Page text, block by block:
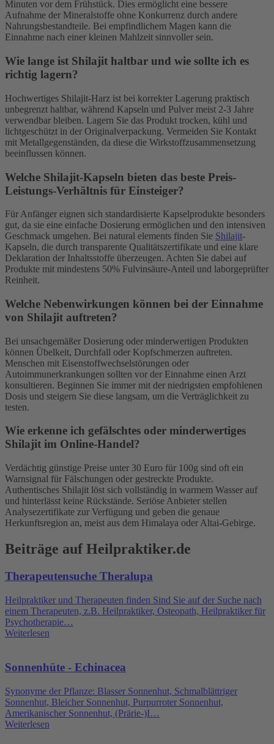
Minuten vor dem Frühstück. Dies ermöglicht eine bessere
Aufnahme der Mineralstoffe ohne Konkurrenz durch andere
Nahrungsbestandteile. Bei empfindlichem Magen kann die
Einnahme nach einer kleinen Mahlzeit sinnvoller sein.
Wie lange ist Shilajit haltbar und wie sollte ich es
richtig lagern?
Hochwertiges Shilajit-Harz ist bei korrekter Lagerung praktisch
unbegrenzt haltbar, während Kapseln und Pulver meist 2-3 Jahre
verwendbar bleiben. Lagern Sie das Produkt trocken, kühl und
lichtgeschützt in der Originalverpackung. Vermeiden Sie Kontakt
mit Metallgegenständen, da diese die Wirkstoffzusammensetzung
beeinflussen können.
Welche Shilajit-Kapseln bieten das beste Preis-
Leistungs-Verhältnis für Einsteiger?
Für Anfänger eignen sich standardisierte Kapselprodukte besonders
gut, da sie eine einfache Dosierung ermöglichen und den intensiven
Geschmack umgehen. Bei natural elements finden Sie Shilajit-
Kapseln, die durch transparente Qualitätszertifikate und eine klare
Deklaration der Inhaltsstoffe überzeugen. Achten Sie dabei auf
Produkte mit mindestens 50% Fulvinsäure-Anteil und laborgeprüfter
Reinheit.
Welche Nebenwirkungen können bei der Einnahme
von Shilajit auftreten?
Bei unsachgemäßer Dosierung oder minderwertigen Produkten
können Übelkeit, Durchfall oder Kopfschmerzen auftreten.
Menschen mit Eisenstoffwechselstörungen oder
Autoimmunerkrankungen sollten vor der Einnahme einen Arzt
konsultieren. Beginnen Sie immer mit der niedrigsten empfohlenen
Dosis und steigern Sie diese langsam, um die Verträglichkeit zu
testen.
Wie erkenne ich gefälschtes oder minderwertiges
Shilajit im Online-Handel?
Verdächtig günstige Preise unter 30 Euro für 100g sind oft ein
Warnsignal für Fälschungen oder gestreckte Produkte.
Authentisches Shilajit löst sich vollständig in warmem Wasser auf
und hinterlässt keine Rückstände. Seriöse Anbieter stellen
Analysezertifikate zur Verfügung und geben die genaue
Herkunftsregion an, meist aus dem Himalaya oder Altai-Gebirge.
Beiträge auf Heilpraktiker.de
Therapeutensuche Theralupa
Heilpraktiker und Therapeuten finden Sind Sie auf der Suche nach
einem Therapeuten, z.B. Heilpraktiker, Osteopath, Heilpraktiker für
Psychotherapie…
Weiterlesen
Sonnenhüte - Echinacea
Synonyme der Pflanze: Blasser Sonnenhut, Schmalblättriger
Sonnenhut, Bleicher Sonnenhut, Purpurroter Sonnenhut,
Amerikanischer Sonnenhut, (Prärie-)I…
Weiterlesen